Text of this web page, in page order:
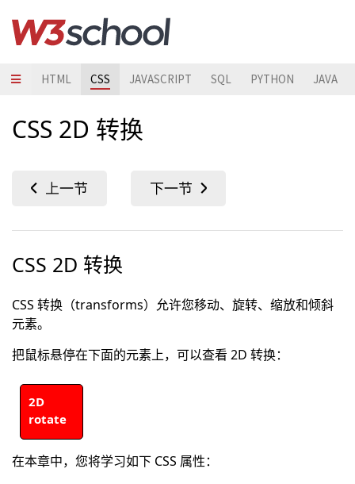
HTML CSS JAVASCRIPT SQL PYTHON JAVA
CSS 2D 转换
CSS 2D 转换
CSS 转换（transforms）允许您移动、旋转、缩放和倾斜
元素。
把鼠标悬停在下面的元素上，可以查看 2D 转换：
2D
rotate
在本章中，您将学习如下 CSS 属性：